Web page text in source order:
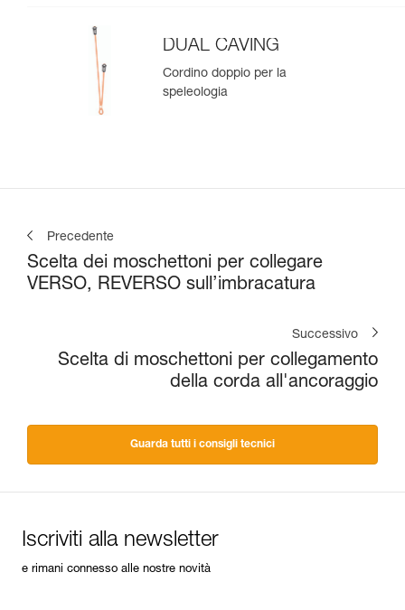
DUAL CAVING
Cordino doppio per la
speleologia
Precedente
Scelta dei moschettoni per collegare
VERSO, REVERSO sull’imbracatura
Successivo
Scelta di moschettoni per collegamento
della corda all'ancoraggio
Guarda tutti i consigli tecnici
Iscriviti alla newsletter
e rimani connesso alle nostre novità